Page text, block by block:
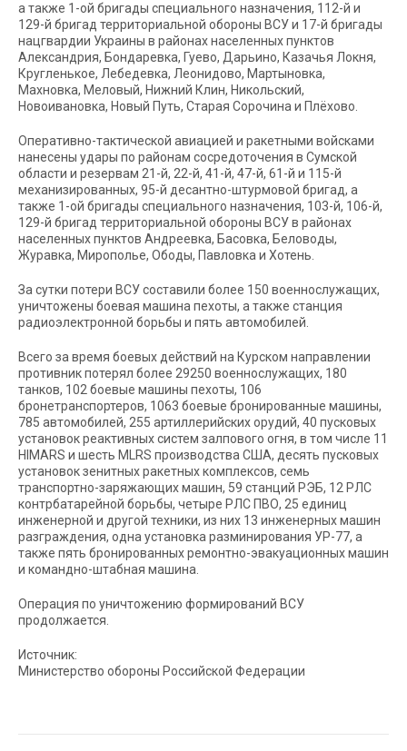
а также 1-ой бригады специального назначения, 112-й и
129-й бригад территориальной обороны ВСУ и 17-й бригады
нацгвардии Украины в районах населенных пунктов
Александрия, Бондаревка, Гуево, Дарьино, Казачья Локня,
Кругленькое, Лебедевка, Леонидово, Мартыновка,
Махновка, Меловый, Нижний Клин, Никольский,
Новоивановка, Новый Путь, Старая Сорочина и Плёхово.
Оперативно-тактической авиацией и ракетными войсками
нанесены удары по районам сосредоточения в Сумской
области и резервам 21-й, 22-й, 41-й, 47-й, 61-й и 115-й
механизированных, 95-й десантно-штурмовой бригад, а
также 1-ой бригады специального назначения, 103-й, 106-й,
129-й бригад территориальной обороны ВСУ в районах
населенных пунктов Андреевка, Басовка, Беловоды,
Журавка, Мирополье, Ободы, Павловка и Хотень.
За сутки потери ВСУ составили более 150 военнослужащих,
уничтожены боевая машина пехоты, а также станция
радиоэлектронной борьбы и пять автомобилей.
Всего за время боевых действий на Курском направлении
противник потерял более 29250 военнослужащих, 180
танков, 102 боевые машины пехоты, 106
бронетранспортеров, 1063 боевые бронированные машины,
785 автомобилей, 255 артиллерийских орудий, 40 пусковых
установок реактивных систем залпового огня, в том числе 11
HIMARS и шесть MLRS производства США, десять пусковых
установок зенитных ракетных комплексов, семь
транспортно-заряжающих машин, 59 станций РЭБ, 12 РЛС
контрбатарейной борьбы, четыре РЛС ПВО, 25 единиц
инженерной и другой техники, из них 13 инженерных машин
разграждения, одна установка разминирования УР-77, а
также пять бронированных ремонтно-эвакуационных машин
и командно-штабная машина.
Операция по уничтожению формирований ВСУ
продолжается.
Источник:
Министерство обороны Российской Федерации